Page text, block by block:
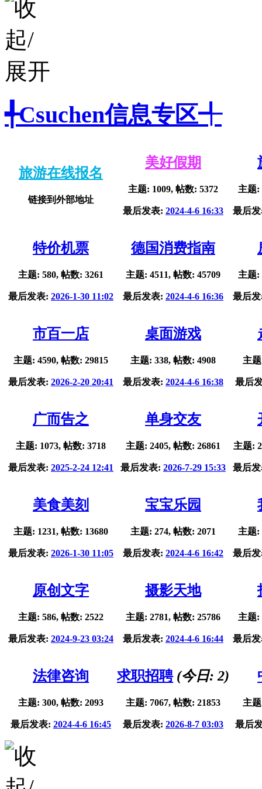
╃Csuchen信息专区╃
旅游在线报名
链接到外部地址
美好假期
主题: 1009, 帖数: 5372
最后发表: 2024-4-6 16:33
主题:
最后
特价机票
主题: 580, 帖数: 3261
最后发表: 2026-1-30 11:02
德国消费指南
主题: 4511, 帖数: 45709
最后发表: 2024-4-6 16:36
主题:
最后
市百一店
主题: 4590, 帖数: 29815
最后发表: 2026-2-20 20:41
桌面游戏
主题: 338, 帖数: 4908
最后发表: 2024-4-6 16:38
主
最后
广而告之
主题: 1073, 帖数: 3718
最后发表: 2025-2-24 12:41
单身交友
主题: 2405, 帖数: 26861
最后发表: 2026-7-29 15:33
主题:
最后
美食美刻
主题: 1231, 帖数: 13680
最后发表: 2026-1-30 11:05
宝宝乐园
主题: 274, 帖数: 2071
最后发表: 2024-4-6 16:42
主题:
最后
原创文字
主题: 586, 帖数: 2522
最后发表: 2024-9-23 03:24
摄影天地
主题: 2781, 帖数: 25786
最后发表: 2024-4-6 16:44
主题:
最后
法律咨询
主题: 300, 帖数: 2093
最后发表: 2024-4-6 16:45
求职招聘(今日: 2)
主题: 7067, 帖数: 21853
最后发表: 2026-8-7 03:03
主
最后